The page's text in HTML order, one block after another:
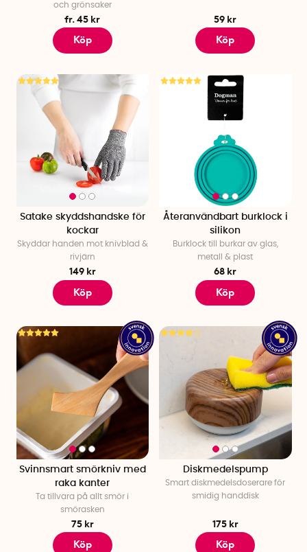
och grönsaker
fr. 45 kr
Köp
59 kr
Köp
Satake skyddshandske för
kockar
Skyddar handen mot knivblad &
rivjärn
149 kr
Köp
Återanvändbart burklock i
silikon
Burklock till burkar av glas,
metall & plast
68 kr
Köp
Svinnsmart smörkniv med
raka kanter
Ta tillvara på allt smör i
smörasken
75 kr
Köp
Diskmedelspump
Smart diskmedelsdoserare för
smidig handdisk
175 kr
Köp